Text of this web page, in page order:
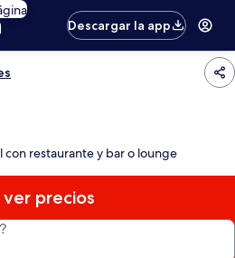
Descargar la app
con restaurante y bar o lounge
precios